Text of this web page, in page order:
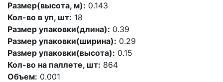
Размер(высота, м): 0.143
Кол-во в уп, шт: 18
Размер упаковки(длина): 0.39
Размер упаковки(ширина): 0.29
Размер упаковки(высота): 0.15
Кол-во на паллете, шт: 864
Объем: 0.001